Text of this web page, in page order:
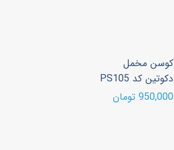
کوسن مخمل
دکوتین کد PS105
950,000 تومان